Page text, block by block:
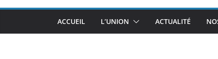
Agents d’Appui
L’URCB/SD recrute un （e）
ACCUEIL L’UNION ACTUALITÉ